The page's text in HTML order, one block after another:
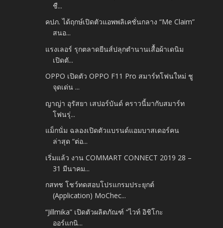
ชื...
คปภ. ได้ฤกษ์เปิดตัวแอพพลิเคชั่นกลาง “Me Claim”
สนอ...
แรงเลอร์ รุกตลาดยีนส์ปลุกตำนานเสื้อผ้าเดนิม
เปิดตั...
OPPO เปิดตัว OPPO F11 Pro สมาร์ทโฟนใหม่ ชู
จุดเด่น ...
ญาญ่า อุรัสยา เสปอร์บันด์ คราวนี้มากับสมาร์ท
โฟนรุ่...
แม็กนั่ม ฉลองเปิดตัวแบรนด์แอมบาสเดอร์คน
ล่าสุด “ต่อ...
เริ่มแล้ว งาน COMMART CONNECT 2019 28 –
31 มีนาคม...
กสทช โชว์ทดสอบโปรแกรมประยุกต์
(Application) MoChec...
“Jillmika” เปิดตัวผลิตภัณฑ์ “ไวท์ อิชิโกะ
ออร์แกนิ...